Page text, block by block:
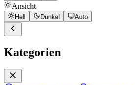
Ansicht
Hell Dunkel Auto
Kategorien